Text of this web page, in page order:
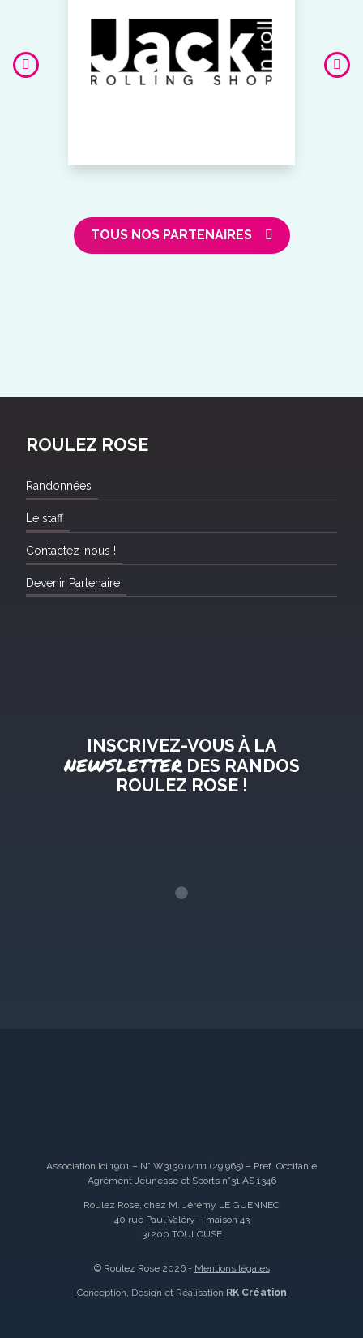
TOUS NOS PARTENAIRES
ROULEZ ROSE
Randonnées
Le staff
Contactez-nous !
Devenir Partenaire
INSCRIVEZ-VOUS À LA
NEWSLETTERDES RANDOS
ROULEZ ROSE !
Association loi 1901 – N° W313004111 (29 965) – Pref. Occitanie
Agrément Jeunesse et Sports n°31 AS 1346
Roulez Rose, chez M. Jérémy LE GUENNEC
40 rue Paul Valéry – maison 43
31200 TOULOUSE
© Roulez Rose 2026 - Mentions légales
Conception, Design et Réalisation RK Création